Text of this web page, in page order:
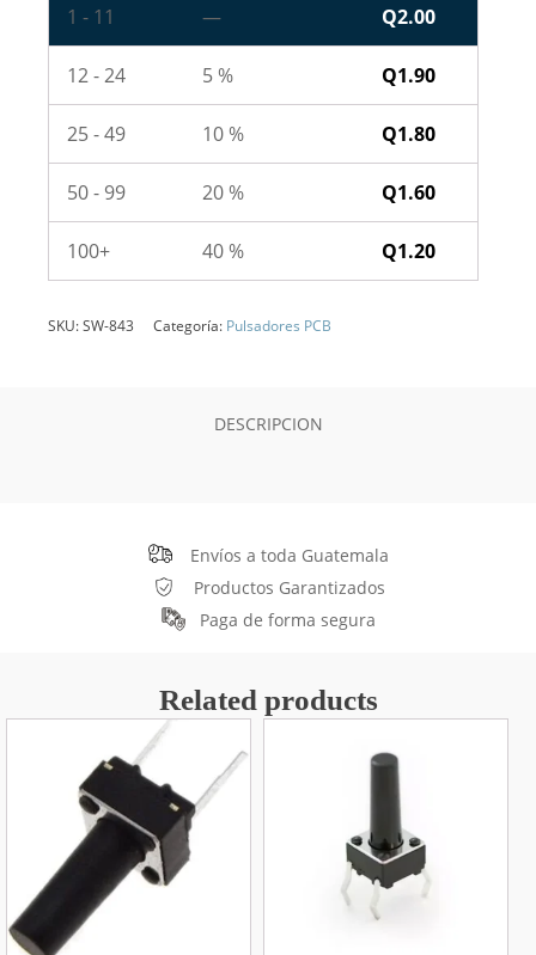
1 - 11 — Q2.00
12 - 24 5 % Q1.90
25 - 49 10 % Q1.80
50 - 99 20 % Q1.60
100+ 40 % Q1.20
SKU:SW-843 Categoría: Pulsadores PCB
DESCRIPCION
Envíos a toda Guatemala
Productos Garantizados
Paga de forma segura
Related products